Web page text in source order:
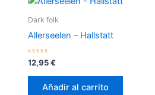
Dark folk
Allerseelen – Hallstatt
Valorado
con
0
12,95€
Añadir al carrito